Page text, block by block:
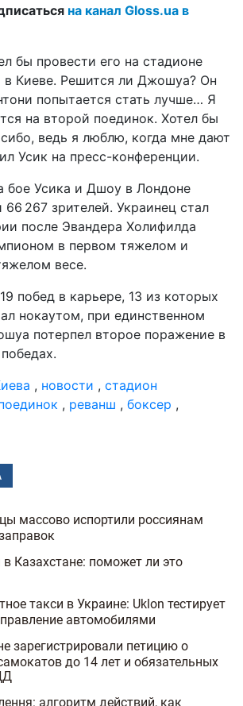
на канал Gloss.ua в
бы провести его на стадионе
в Киеве. Решится ли Джошуа? Он
попытается стать лучше… Я
на второй поединок. Хотел бы
ведь я люблю, когда мне дают
Усик на пресс-конференции.
бое Усика и Дшоу в Лондоне
66 267 зрителей. Украинец стал
после Эвандера Холифилда
в первом тяжелом и
весе.
побед в карьере, 13 из которых
нокаутом, при единственном
потерпел второе поражение в
, новости , стадион
, реванш , боксер ,
массово испортили россиянам
Казахстане: поможет ли это
такси в Украине: Uklon тестирует
автомобилями
зарегистрировали петицию о
до 14 лет и обязательных
алгоритм действий, как